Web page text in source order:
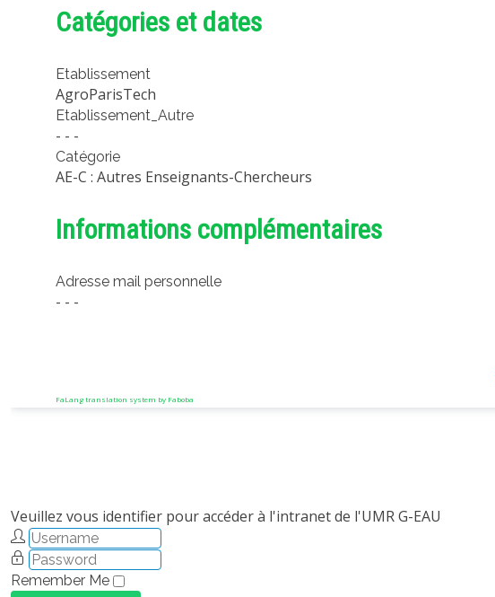
Catégories et dates
Etablissement
AgroParisTech
Etablissement_Autre
- - -
Catégorie
AE-C : Autres Enseignants-Chercheurs
Informations complémentaires
Adresse mail personnelle
- - -
FaLang translation system by Faboba
Veuillez vous identifier pour accéder à l'intranet de l'UMR G-EAU
Remember Me